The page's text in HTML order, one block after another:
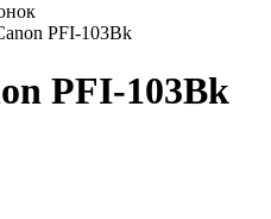
PFI-103Bk
PFI-103Bk